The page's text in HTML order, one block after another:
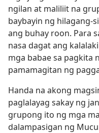
ngilan at maliliit na
baybayin ng hilagang-
ang buhay roon. Para
nasa dagat ang
mga babae sa pagkita
pamamagitan ng
Handa na akong
paglalayag sakay ng
grupong ito ng mga
dalampasigan ng